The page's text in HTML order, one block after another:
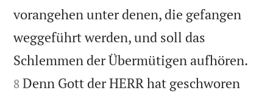
vorangehen unter denen, die gefangen
weggeführt werden, und soll das
Schlemmen der Übermütigen aufhören.
8 Denn Gott der HERR hat geschworen